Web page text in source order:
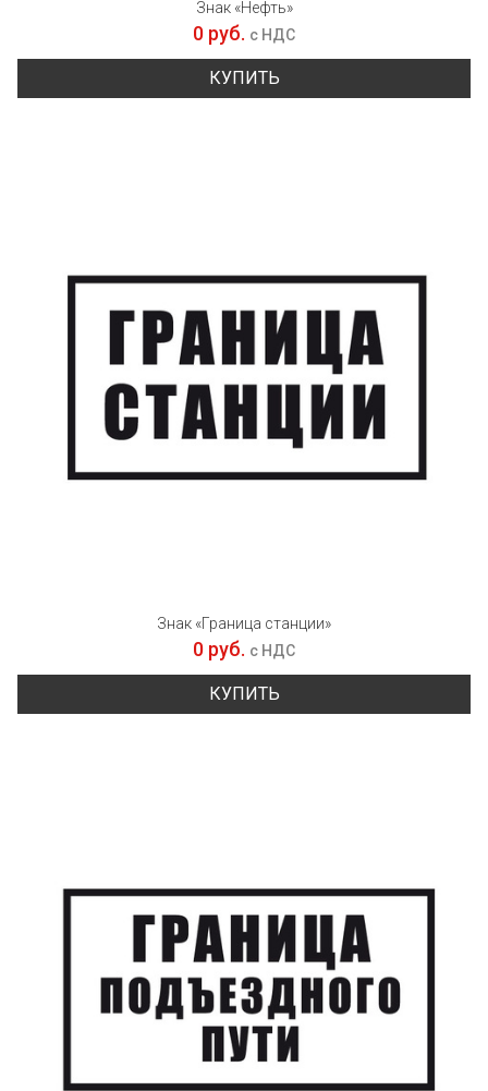
Знак «Нефть»
0 руб. с НДС
КУПИТЬ
Знак «Граница станции»
0 руб. с НДС
КУПИТЬ